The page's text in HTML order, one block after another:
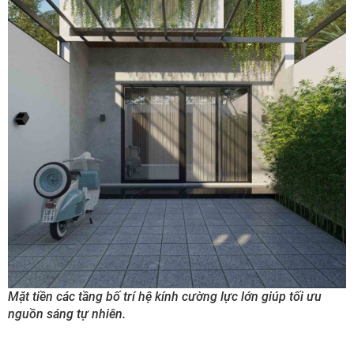
Mặt tiền các tầng bố trí hệ kính cường lực lớn giúp tối ưu
nguồn sáng tự nhiên.